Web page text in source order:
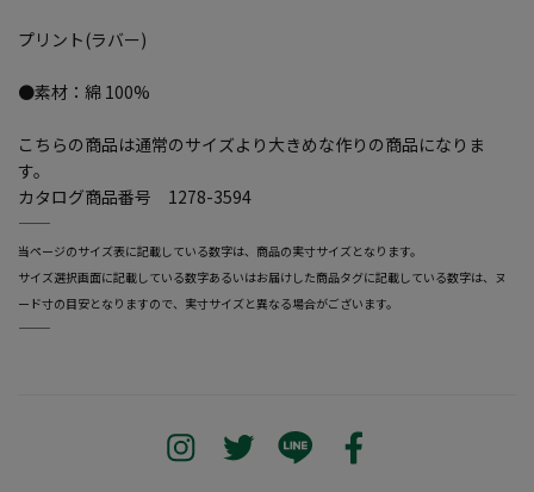
プリント(ラバー)
●素材：綿 100%
こちらの商品は通常のサイズより大きめな作りの商品になりま
す。
カタログ商品番号 1278-3594
―――――――――――――――――――――――
当ページのサイズ表に記載している数字は、商品の実寸サイズとなります。
サイズ選択画面に記載している数字あるいはお届けした商品タグに記載している数字は、ヌ
ード寸の目安となりますので、実寸サイズと異なる場合がございます。
―――――――――――――――――――――――